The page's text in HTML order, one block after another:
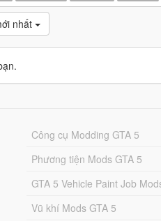
nhất
Công cụ Modding GTA 5
Phương tiện Mods GTA 5
GTA 5 Vehicle Paint Job
Vũ khí Mods GTA 5